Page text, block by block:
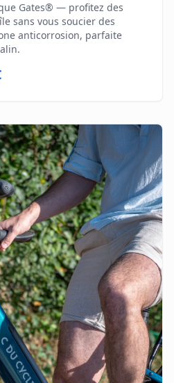
Gates® — profitez des
sans vous soucier des
anticorrosion, parfaite